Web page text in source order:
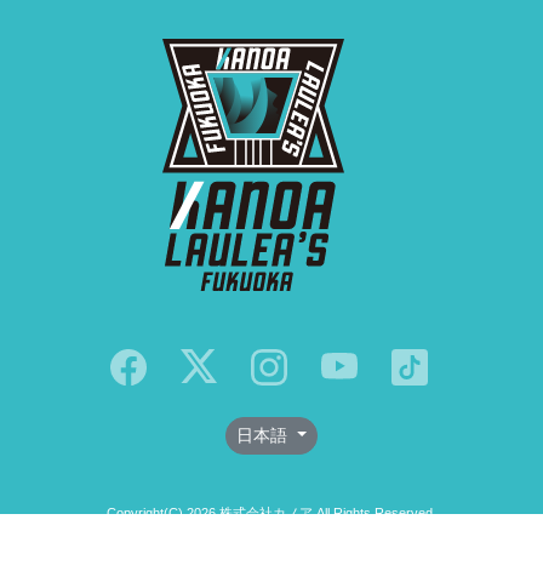
日本語
Copyright(C) 2026 株式会社カノア All Rights Reserved.